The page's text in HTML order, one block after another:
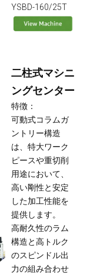
YSBD-160/25T
二柱式マシニ
ングセンター
特徴：
可動式コラムガ
ントリー構造
は、特大ワーク
ピースや重切削
用途において、
高い剛性と安定
した加工性能を
提供します。
高耐久性のラム
構造と高トルク
のスピンドル出
力の組み合わせ